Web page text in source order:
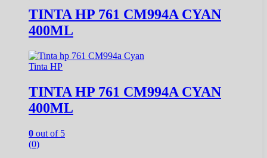
TINTA HP 761 CM994A CYAN
400ML
Tinta HP
TINTA HP 761 CM994A CYAN
400ML
0 out of 5
(0)